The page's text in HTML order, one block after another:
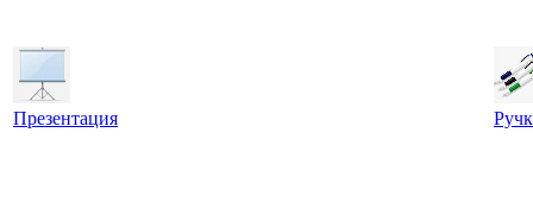
Презентация